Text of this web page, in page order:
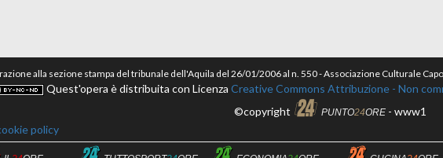
alla sezione stampa del tribunale dell'Aquila del 26/01/2006 al n. 550 - Associazione Culturale
Quest'opera è distribuita con Licenza Creative Commons Attribuzione - Non
©copyright
PUNTO24ORE- www1
policy